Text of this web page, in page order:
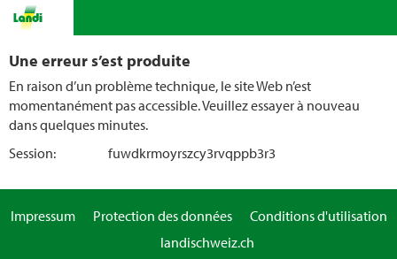
Une erreur s’est produite
En raison d’un problème technique, le site Web n’est
momentanément pas accessible. Veuillez essayer à nouveau
dans quelques minutes.
Session:
fuwdkrmoyrszcy3rvqppb3r3
Impressum Protection des données
Conditions d'utilisation
landischweiz.ch